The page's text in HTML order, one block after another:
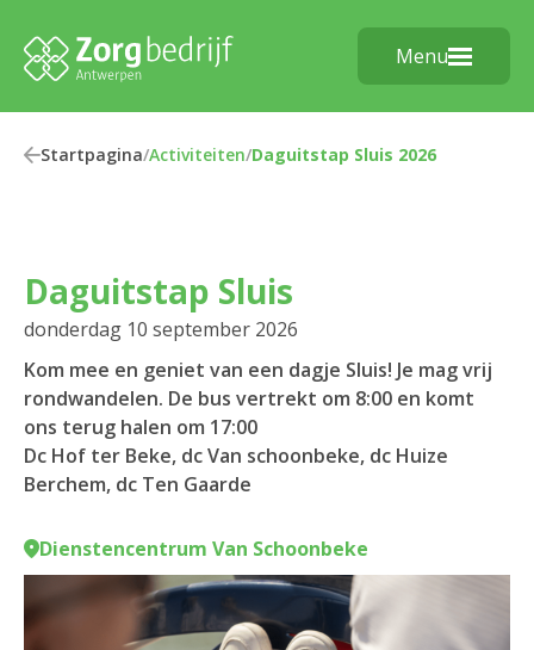
Menu
Startpagina/Activiteiten/Daguitstap Sluis 2026
Daguitstap Sluis
donderdag 10 september 2026
Kom mee en geniet van een dagje Sluis! Je mag vrij
rondwandelen. De bus vertrekt om 8:00 en komt
ons terug halen om 17:00
Dc Hof ter Beke, dc Van schoonbeke, dc Huize
Berchem, dc Ten Gaarde
Dienstencentrum Van Schoonbeke